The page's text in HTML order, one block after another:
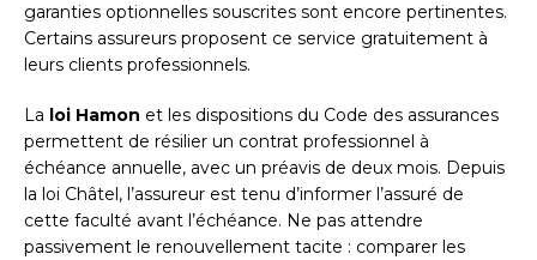
garanties optionnelles souscrites sont encore pertinentes.
Certains assureurs proposent ce service gratuitement à
leurs clients professionnels.
La loi Hamon et les dispositions du Code des assurances
permettent de résilier un contrat professionnel à
échéance annuelle, avec un préavis de deux mois. Depuis
la loi Châtel, l’assureur est tenu d’informer l’assuré de
cette faculté avant l’échéance. Ne pas attendre
passivement le renouvellement tacite : comparer les